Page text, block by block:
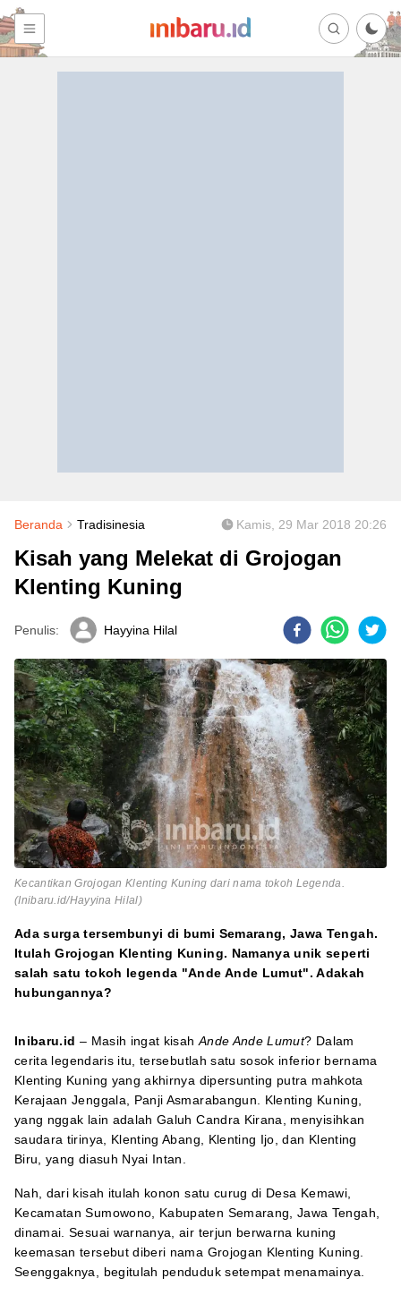
Beranda Tradisinesia Kamis, 29 Mar 2018 20:26
Kisah yang Melekat di Grojogan
Klenting Kuning
Penulis: Hayyina Hilal
Kecantikan Grojogan Klenting Kuning dari nama tokoh Legenda.
(Inibaru.id/Hayyina Hilal)
Ada surga tersembunyi di bumi Semarang, Jawa Tengah.
Itulah Grojogan Klenting Kuning. Namanya unik seperti
salah satu tokoh legenda "Ande Ande Lumut". Adakah
hubungannya?
Inibaru.id – Masih ingat kisah Ande Ande Lumut? Dalam
cerita legendaris itu, tersebutlah satu sosok inferior bernama
Klenting Kuning yang akhirnya dipersunting putra mahkota
Kerajaan Jenggala, Panji Asmarabangun. Klenting Kuning,
yang nggak lain adalah Galuh Candra Kirana, menyisihkan
saudara tirinya, Klenting Abang, Klenting Ijo, dan Klenting
Biru, yang diasuh Nyai Intan.
Nah, dari kisah itulah konon satu curug di Desa Kemawi,
Kecamatan Sumowono, Kabupaten Semarang, Jawa Tengah,
dinamai. Sesuai warnanya, air terjun berwarna kuning
keemasan tersebut diberi nama Grojogan Klenting Kuning.
Seenggaknya, begitulah penduduk setempat menamainya.